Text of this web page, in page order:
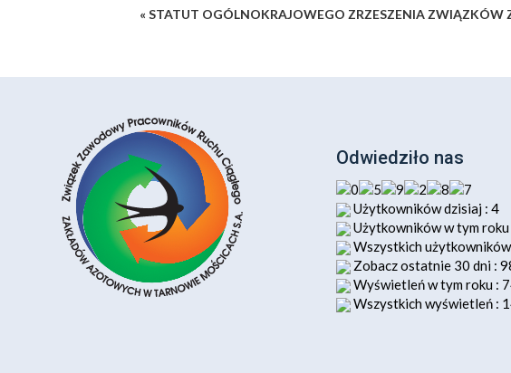
« STATUT OGÓLNOKRAJOWEGO ZRZESZENIA
Odwiedziło nas
Użytkowników dzisiaj : 4
Użytkowników w tym
Wszystkich
Zobacz ostatnie 30 dni :
Wyświetleń w tym roku :
Wszystkich wyświetleń :